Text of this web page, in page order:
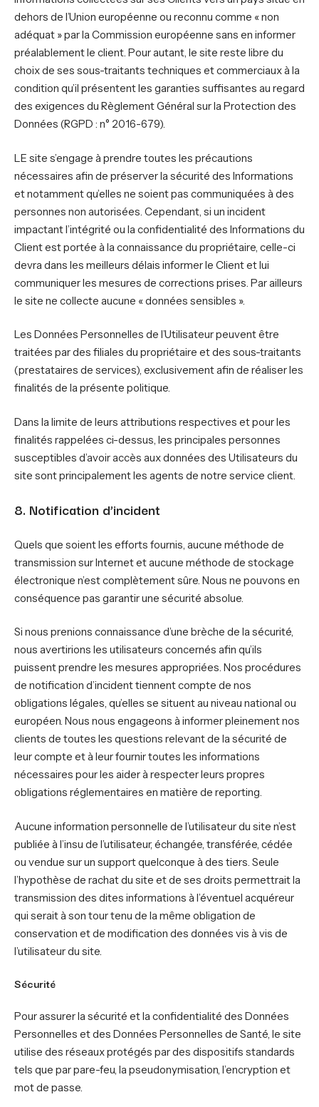
dehors de l’Union européenne ou reconnu comme « non
adéquat » par la Commission européenne sans en informer
préalablement le client. Pour autant, le site reste libre du
choix de ses sous-traitants techniques et commerciaux à la
condition qu’il présentent les garanties suffisantes au regard
des exigences du Règlement Général sur la Protection des
Données (RGPD : n° 2016-679).
LE site s’engage à prendre toutes les précautions
nécessaires afin de préserver la sécurité des Informations
et notamment qu’elles ne soient pas communiquées à des
personnes non autorisées. Cependant, si un incident
impactant l’intégrité ou la confidentialité des Informations du
Client est portée à la connaissance du propriétaire, celle-ci
devra dans les meilleurs délais informer le Client et lui
communiquer les mesures de corrections prises. Par ailleurs
le site ne collecte aucune « données sensibles ».
Les Données Personnelles de l’Utilisateur peuvent être
traitées par des filiales du propriétaire et des sous-traitants
(prestataires de services), exclusivement afin de réaliser les
finalités de la présente politique.
Dans la limite de leurs attributions respectives et pour les
finalités rappelées ci-dessus, les principales personnes
susceptibles d’avoir accès aux données des Utilisateurs du
site sont principalement les agents de notre service client.
8. Notification d’incident
Quels que soient les efforts fournis, aucune méthode de
transmission sur Internet et aucune méthode de stockage
électronique n’est complètement sûre. Nous ne pouvons en
conséquence pas garantir une sécurité absolue.
Si nous prenions connaissance d’une brèche de la sécurité,
nous avertirions les utilisateurs concernés afin qu’ils
puissent prendre les mesures appropriées. Nos procédures
de notification d’incident tiennent compte de nos
obligations légales, qu’elles se situent au niveau national ou
européen. Nous nous engageons à informer pleinement nos
clients de toutes les questions relevant de la sécurité de
leur compte et à leur fournir toutes les informations
nécessaires pour les aider à respecter leurs propres
obligations réglementaires en matière de reporting.
Aucune information personnelle de l’utilisateur du site n’est
publiée à l’insu de l’utilisateur, échangée, transférée, cédée
ou vendue sur un support quelconque à des tiers. Seule
l’hypothèse de rachat du site et de ses droits permettrait la
transmission des dites informations à l’éventuel acquéreur
qui serait à son tour tenu de la même obligation de
conservation et de modification des données vis à vis de
l’utilisateur du site.
Sécurité
Pour assurer la sécurité et la confidentialité des Données
Personnelles et des Données Personnelles de Santé, le site
utilise des réseaux protégés par des dispositifs standards
tels que par pare-feu, la pseudonymisation, l’encryption et
mot de passe.